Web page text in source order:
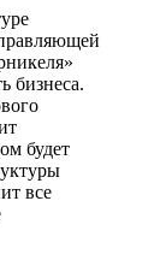
бизнеса.
будет
все